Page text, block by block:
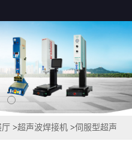
厅 >超声波焊接机 >伺服型超声